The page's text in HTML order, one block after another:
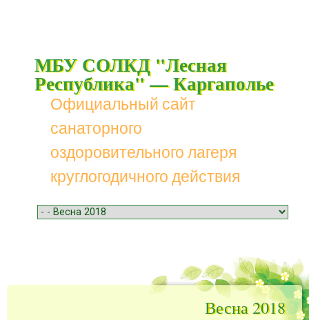
МБУ СОЛКД "Лесная
Республика" — Каргаполье
Официальный сайт
санаторного
оздоровительного лагеря
круглогодичного действия
Menu
Skip to content
Весна 2018